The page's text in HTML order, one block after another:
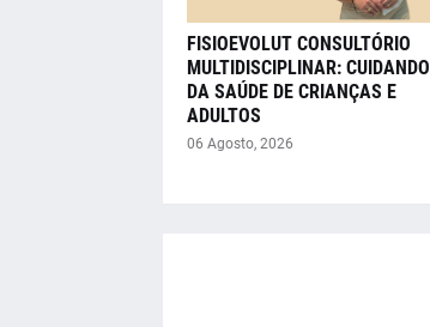
FISIOEVOLUT CONSULTÓRIO
MULTIDISCIPLINAR: CUIDANDO
DA SAÚDE DE CRIANÇAS E
ADULTOS
06 Agosto, 2026